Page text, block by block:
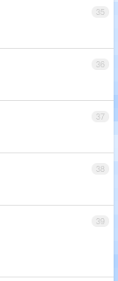
35
36
37
38
39